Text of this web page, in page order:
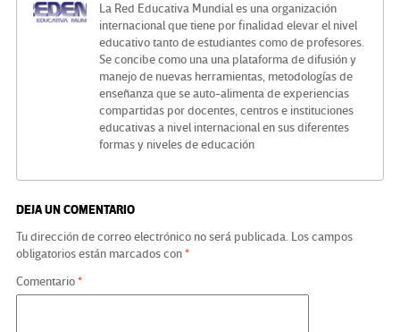
La Red Educativa Mundial es una organización
internacional que tiene por finalidad elevar el nivel
educativo tanto de estudiantes como de profesores.
Se concibe como una una plataforma de difusión y
manejo de nuevas herramientas, metodologías de
enseñanza que se auto-alimenta de experiencias
compartidas por docentes, centros e instituciones
educativas a nivel internacional en sus diferentes
formas y niveles de educación
DEJA UN COMENTARIO
Tu dirección de correo electrónico no será publicada. Los campos
obligatorios están marcados con*
Comentario*